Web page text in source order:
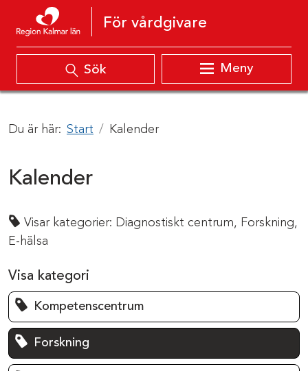
Hoppa till innehåll
För vårdgivare
Sök Meny
Du är här: Start Kalender
Kalender
Visar kategorier: Diagnostiskt centrum, Forskning,
E-hälsa
Visa kategori
Kompetenscentrum
Forskning